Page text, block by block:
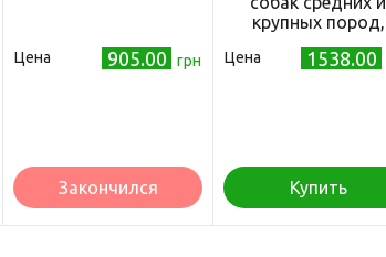
Цена 905.00 грн
Закончился
крупных пород,
черникой, 2.5 кг
Цена 1538.00
Купить